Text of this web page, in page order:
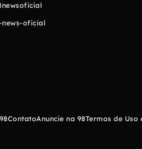
oficial
ContatoAnuncie na 98Termos de